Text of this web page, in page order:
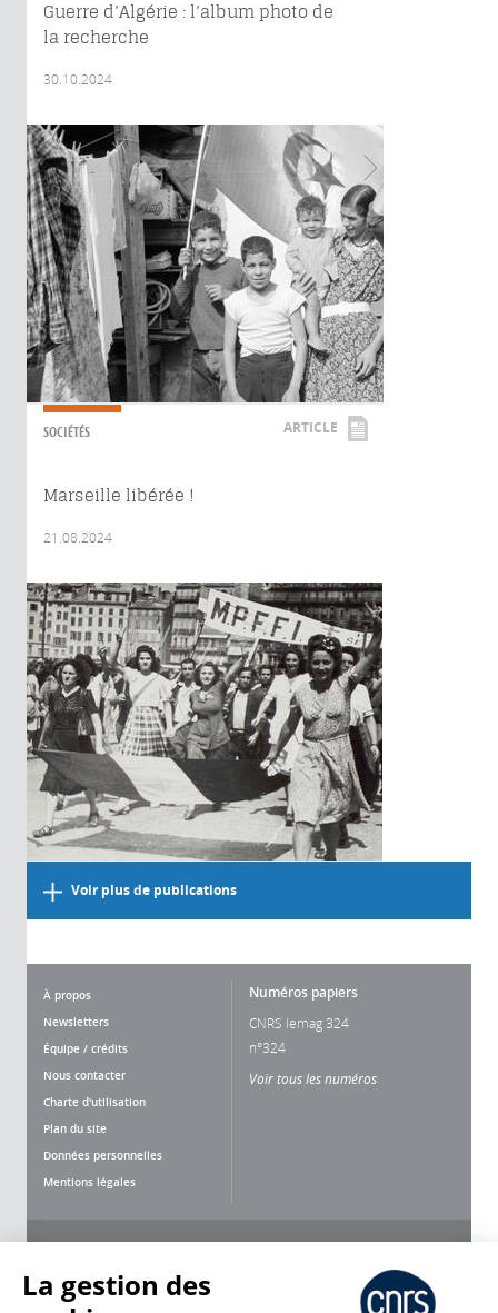
Guerre d’Algérie : l’album photo de
la recherche
30.10.2024
SOCIÉTÉS ARTICLE
Marseille libérée !
21.08.2024
Voir plus de publications
À propos
Newsletters
Équipe / crédits
Nous contacter
Charte d'utilisation
Plan du site
Données personnelles
Mentions légales
Numéros papiers
CNRS lemag 324
n°324
Voir tous les numéros
La gestion des